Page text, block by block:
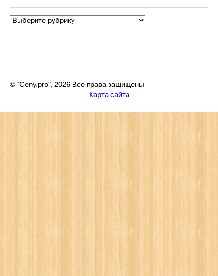
Рубрики
© "Ceny.pro", 2026 Все права защищены!
Карта сайта